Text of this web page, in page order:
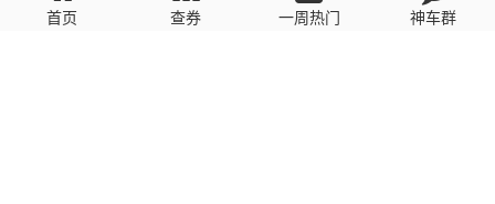
回复需填写必要信息
首页 查券 一周热门 神车群